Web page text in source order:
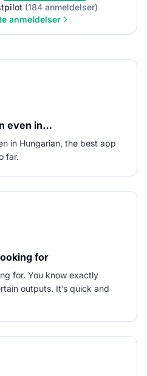
(184 anmeldelser)
anmeldelser
even in…
in Hungarian, the best app
far.
for
for. You know exactly
outputs. It’s quick and